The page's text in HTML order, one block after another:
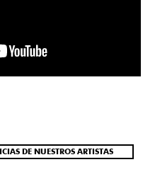
DE NUESTROS ARTISTAS